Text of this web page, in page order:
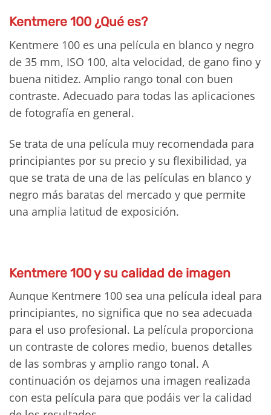
Kentmere 100 ¿Qué es?
Kentmere 100 es una película en blanco y negro
de 35 mm, ISO 100, alta velocidad, de gano fino y
buena nitidez. Amplio rango tonal con buen
contraste. Adecuado para todas las aplicaciones
de fotografía en general.
Se trata de una película muy recomendada para
principiantes por su precio y su flexibilidad, ya
que se trata de una de las películas en blanco y
negro más baratas del mercado y que permite
una amplia latitud de exposición.
Kentmere 100 y su calidad de imagen
Aunque Kentmere 100 sea una película ideal para
principiantes, no significa que no sea adecuada
para el uso profesional. La película proporciona
un contraste de colores medio, buenos detalles
de las sombras y amplio rango tonal. A
continuación os dejamos una imagen realizada
con esta película para que podáis ver la calidad